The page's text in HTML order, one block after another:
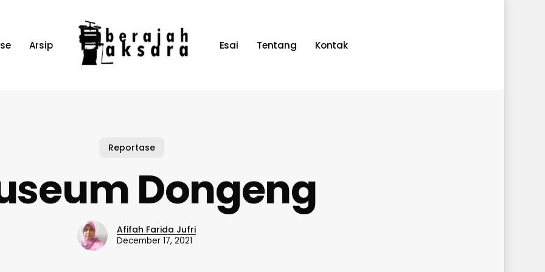
Arsip Esai Tentang Kontak
Reportase
Dongeng
Afifah Farida Jufri
December 17, 2021